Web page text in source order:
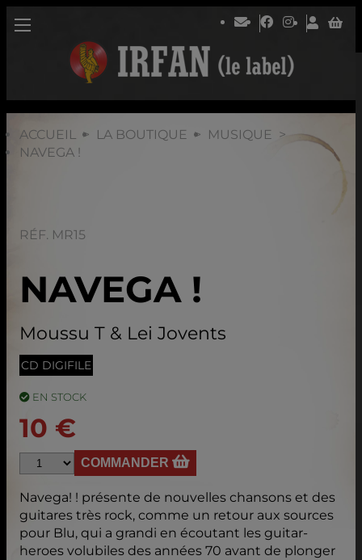
ACCUEIL LA BOUTIQUE
MUSIQUE
NAVEGA !
RÉF. MR15
NAVEGA !
Moussu T & Lei Jovents
CD DIGIFILE
EN STOCK
10 €
COMMANDER
Navega! ! présente de nouvelles chansons et des
guitares très rock, comme un retour aux sources
pour Blu, qui a grandi en écoutant les guitar-
heroes volubiles des années 70 avant de plonger